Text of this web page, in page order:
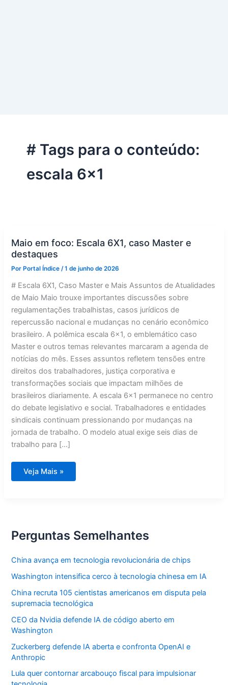
# Tags para o conteúdo:
escala 6×1
Maio em foco: Escala 6X1, caso Master e
destaques
Por Portal Índice/1 de junho de 2026
# Escala 6X1, Caso Master e Mais Assuntos de Atualidades
de Maio Maio trouxe importantes discussões sobre
regulamentações trabalhistas, casos jurídicos de
repercussão nacional e mudanças no cenário econômico
brasileiro. A polêmica escala 6×1, o emblemático caso
Master e outros temas relevantes marcaram a agenda de
notícias do mês. Esses assuntos refletem tensões entre
direitos dos trabalhadores, justiça corporativa e
transformações sociais que impactam milhões de
brasileiros diariamente. A escala 6×1 permanece no centro
do debate legislativo e social. Trabalhadores e entidades
sindicais continuam pressionando por mudanças na
jornada de trabalho. O modelo atual exige seis dias de
trabalho para […]
Maio
em
Veja Mais »
Perguntas Semelhantes
China avança em tecnologia revolucionária de chips
Washington intensifica cerco à tecnologia chinesa em IA
China recruta 105 cientistas americanos em disputa pela
supremacia tecnológica
CEO da Nvidia defende IA de código aberto em
Washington
Zuckerberg defende IA aberta e confronta OpenAI e
Anthropic
Lula quer contornar arcabouço fiscal para impulsionar